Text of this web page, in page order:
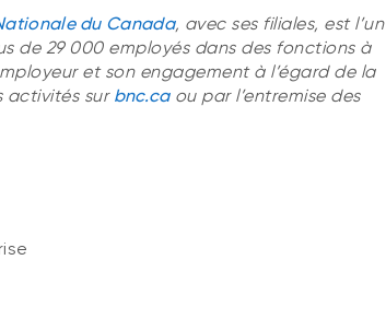
du Canada, avec ses filiales, est l’un
de 29 000 employés dans des fonctions à
et son engagement à l’égard de la
activités sur bnc.caou par l’entremise des